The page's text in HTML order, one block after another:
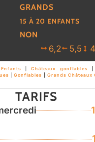
GRANDS
15 À 20 ENFANTS
NON
6,2 5,5 4
|Châteaux gonflables
|Gonflables
Grands Châteaux
TARIFS